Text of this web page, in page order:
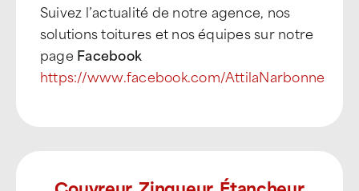
Suivez l’actualité de notre agence, nos
solutions toitures et nos équipes sur notre
page Facebook
https://www.facebook.com/AttilaNarbonne